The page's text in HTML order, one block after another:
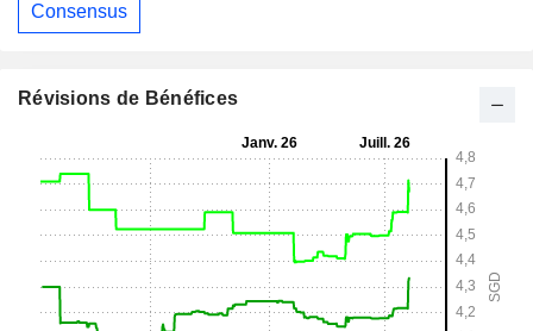
Consensus
Révisions de Bénéfices